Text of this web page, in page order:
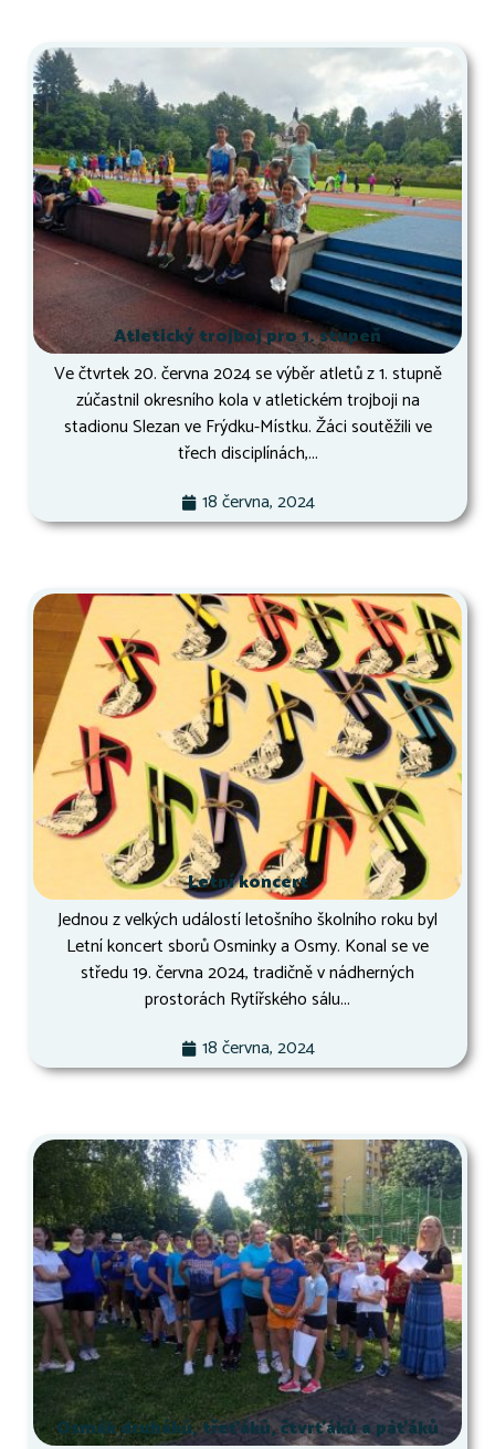
Atletický trojboj pro 1. stupeň
Ve čtvrtek 20. června 2024 se výběr atletů z 1. stupně
zúčastnil okresního kola v atletickém trojboji na
stadionu Slezan ve Frýdku-Místku. Žáci soutěžili ve
třech disciplínách,...
18 června, 2024
Letní koncert
Jednou z velkých událostí letošního školního roku byl
Letní koncert sborů Osminky a Osmy. Konal se ve
středu 19. června 2024, tradičně v nádherných
prostorách Rytířského sálu...
18 června, 2024
Osmák druháků, třeťáků, čtvrťáků a páťáků